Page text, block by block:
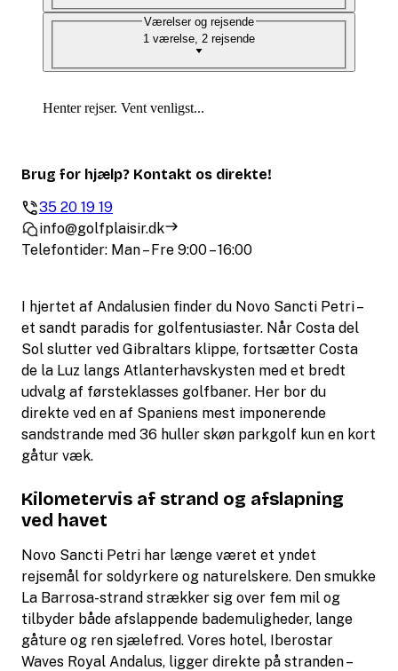
I hjertet af Andalusien finder du Novo Sancti Petri –
et sandt paradis for golfentusiaster. Når Costa del
Sol slutter ved Gibraltars klippe, fortsætter Costa
de la Luz langs Atlanterhavskysten med et bredt
udvalg af førsteklasses golfbaner. Her bor du
direkte ved en af Spaniens mest imponerende
sandstrande med 36 huller skøn parkgolf kun en kort
gåtur væk.
Kilometervis af strand og afslapning
ved havet
Novo Sancti Petri har længe været et yndet
rejsemål for soldyrkere og naturelskere. Den smukke
La Barrosa-strand strækker sig over fem mil og
tilbyder både afslappende bademuligheder, lange
gåture og ren sjælefred. Vores hotel, Iberostar
Waves Royal Andalus, ligger direkte på stranden –
1 værelse, 2 rejsende
Værelser og rejsende
Henter rejser. Vent venligst...
Brug for hjælp? Kontakt os direkte!
35 20 19 19
info@golfplaisir.dk
Telefontider: Man – Fre 9:00 – 16:00